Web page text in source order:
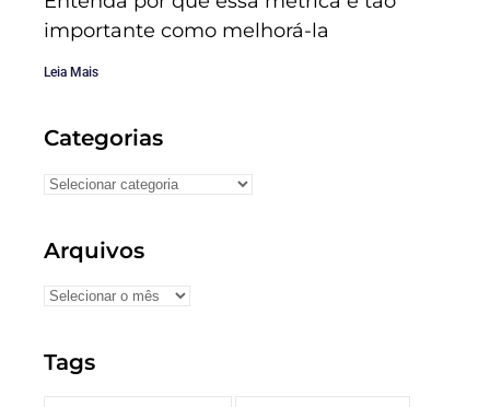
importante como melhorá-la
Leia Mais
Categorias
Arquivos
Tags